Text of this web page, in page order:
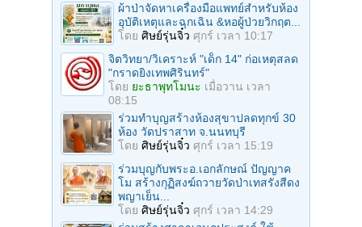
ผ้าป่าจัดหาเครื่องมือแพทย์สำหรับห้อง
อุบัติเหตุและฉุกเฉิน &หอผู้ป่วยวิกฤต...
โดย ศิษย์รุ่นจิ๋ว ศุกร์ เวลา 10:17
จิตวิทยา/วิเคราะห์ "เด็ก 14" ก่อเหตุสลด
"กราดยิงเทพศิรินทร์"
โดย ยะธาพุทโมนะ เมื่อวาน เวลา
08:15
ร่วมทําบุญสร้างห้องสุขาปลดทุกข์ 30
ห้อง วัดปราสาท จ.นนทบุรี
โดย ศิษย์รุ่นจิ๋ว ศุกร์ เวลา 15:19
ร่วมบุญกับพระอ.เอกลักษณ์ ปัญญาค
โม สร้างกุฏิสงฆ์ถวายวัดป่าเทสรังสีดง
พญาเย็น...
โดย ศิษย์รุ่นจิ๋ว ศุกร์ เวลา 14:29